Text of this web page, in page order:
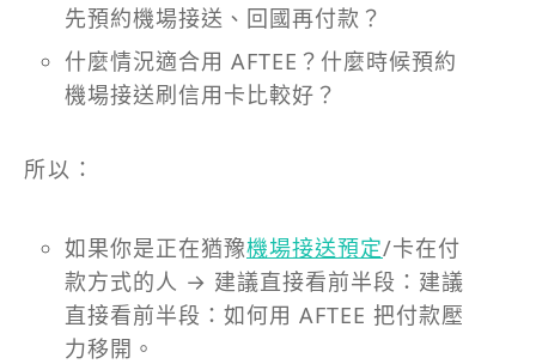
先預約機場接送、回國再付款？​
什麼情況適合用 AFTEE？什麼時候預約
機場接送刷信用卡比較好？
所以：
如果你是正在猶豫機場接送預定/卡在付
款方式的人 → 建議直接看前半段：建議
直接看前半段：如何用 AFTEE 把付款壓
力移開。